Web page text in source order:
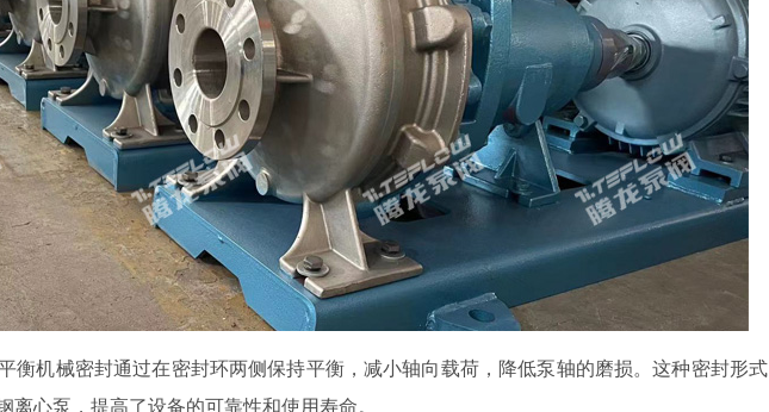
衡机械密封通过在密封环两侧保持平衡，减小轴向载荷，降低泵轴的磨损。这种密封形式
离心泵，提高了设备的可靠性和使用寿命。